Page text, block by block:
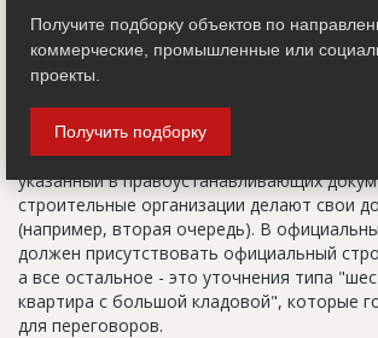
когда дому присваивают почтовый адрес.
адрес обычно состоит из трех частей:
строительного района (возможно, улицы),
(не обязательно) и корпуса (владения).
Настоящим строительным адресом можно
указанный в правоустанавливающих
строительные организации делают свои
(например, вторая очередь). В
должен присутствовать официальный
а все остальное - это уточнения типа
квартира с большой кладовой", которые
для переговоров.
Получите подборку объектов по
коммерческие, промышленные или
проекты.
Получить подборку